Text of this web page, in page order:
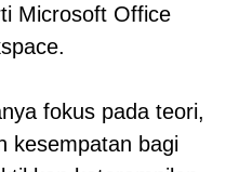
Microsoft Office
fokus pada teori,
kesempatan bagi